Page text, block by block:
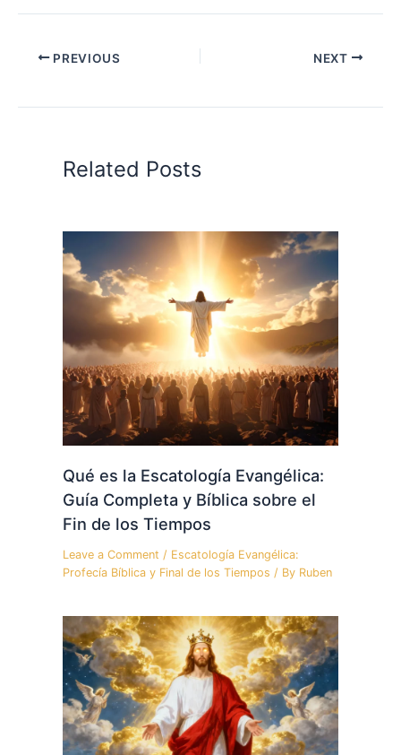
PREVIOUS NEXT
Related Posts
Qué es la Escatología Evangélica:
Guía Completa y Bíblica sobre el
Fin de los Tiempos
Leave a Comment / Escatología Evangélica:
Profecía Bíblica y Final de los Tiempos / By Ruben